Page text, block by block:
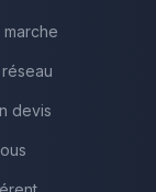
marche
devis